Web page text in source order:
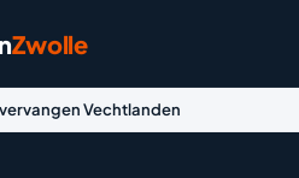
Zwolle
Vechtlanden